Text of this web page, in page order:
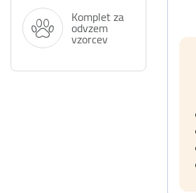
Komplet za
odvzem
vzorcev